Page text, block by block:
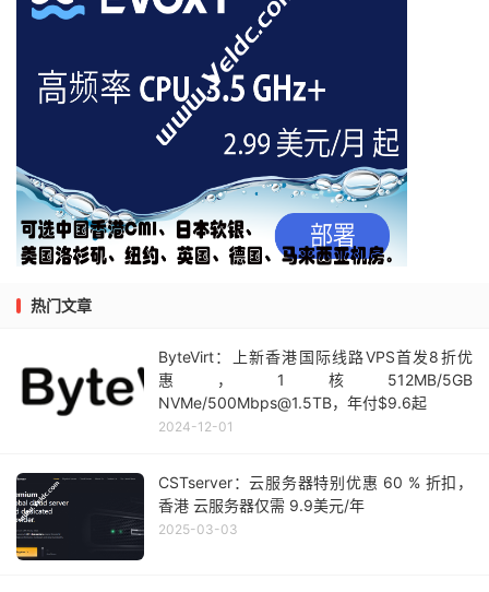
热门文章
ByteVirt：上新香港国际线路VPS首发8折优
惠，1核512MB/5GB
NVMe/500Mbps@1.5TB，年付$9.6起
2024-12-01
CSTserver：云服务器特别优惠 60 % 折扣，
香港 云服务器仅需 9.9美元/年
2025-03-03